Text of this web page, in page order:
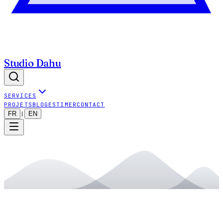
Studio Dahu
SERVICES
PROJETS BLOG ESTIMER CONTACT
FR EN